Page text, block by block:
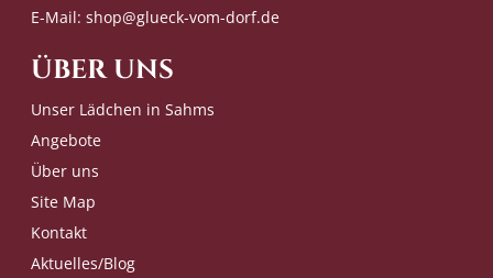
E-Mail: shop@glueck-vom-dorf.de
ÜBER UNS
Unser Lädchen in Sahms
Angebote
Über uns
Site Map
Kontakt
Aktuelles/Blog